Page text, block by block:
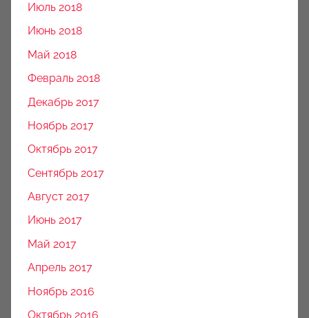
Июль 2018
Июнь 2018
Май 2018
Февраль 2018
Декабрь 2017
Ноябрь 2017
Октябрь 2017
Сентябрь 2017
Август 2017
Июнь 2017
Май 2017
Апрель 2017
Ноябрь 2016
Октябрь 2016